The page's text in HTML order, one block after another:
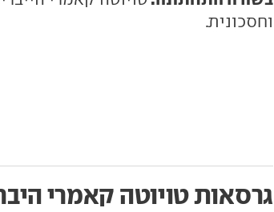
וחסכונית.
גרסאות טויוטה קאמרי